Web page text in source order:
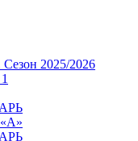
Сезон 2025/2026